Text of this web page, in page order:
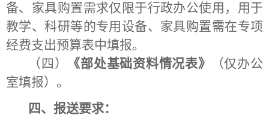
备、家具购置需求仅限于行政办公使用，用于
教学、科研等的专用设备、家具购置需在专项
经费支出预算表中填报。
（四）
《部处基础资料情况表》
（仅办公
室填报）。
四、报送要求：